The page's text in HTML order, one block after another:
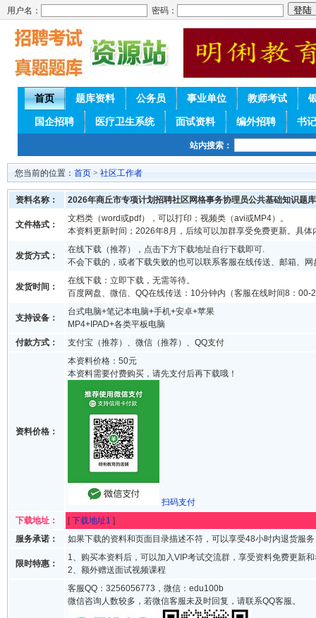
用户名： 密码：
首页 题库资料 公务员 事业单位 教师考试
国企招聘 医疗卫生系统 面试资料 编外招聘 书
站内搜索：
您当前的位置： 首页 > 社区工作者
资料名称： 2026年商丘市专项计划招聘社区网格事务协理员公共基础知识题库
文件格式：
文档类（word或pdf），可以打印；视频类（avi或MP4）。
本资料更新时间；2026年8月，后续可以加群享受免费更新。具体
发货方式：
在线下载（推荐），点击下方下载地址自行下载即可.
不会下载的，或者下载失败的也可以联系客服在线传送、邮箱、网
发货时间：
在线下载：立即下载，无需等待。
百度网盘、微信、QQ在线传送：10分钟内（客服在线时间8：00-
支持设备：
台式电脑+笔记本电脑+手机+安卓+苹果
MP4+IPAD+各类平板电脑
付款方式：
支付宝（推荐）、微信（推荐）、QQ支付
资料价格：
本资料价格：50元
本资料需要付费购买，请先支付后再下载哦！
扫码支付
下载地址：
[下载地址1 ]
服务承诺：
如果下载的资料和页面目录描述不符，可以享受48小时内退货服务
限时特惠：
1、购买本资料后，可以加入VIP考试交流群，享受资料免费更新
2、额外赠送面试视频课程
客服QQ：3256056773，微信：edu100b
微信咨询人数较多，若微信客服未及时回复，请联系QQ客服。